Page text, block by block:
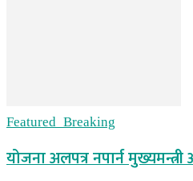
Featured_Breaking
योजना अलपत्र नपार्न